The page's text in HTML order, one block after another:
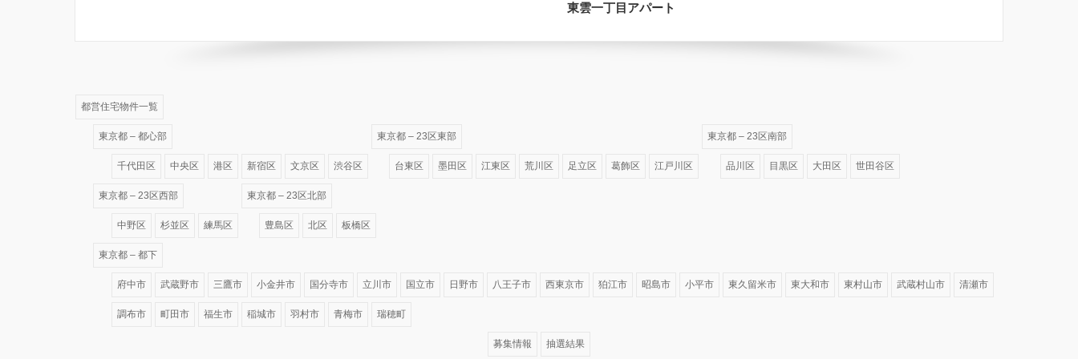
東雲一丁目アパート
都営住宅物件一覧
東京都 – 都心部
千代田区 中央区 港区 新宿区 文京区 渋谷区
東京都 – 23区東部
台東区 墨田区 江東区 荒川区 足立区 葛飾区 江戸川区
東京都 – 23区南部
品川区 目黒区 大田区 世田谷区
東京都 – 23区西部
中野区 杉並区 練馬区
東京都 – 23区北部
豊島区 北区 板橋区
東京都 – 都下
府中市 武蔵野市 三鷹市 小金井市 国分寺市 立川市 国立市 日野市 八王子市 西東京市 狛江市 昭島市 小平市 東久留米市 東大和市 東村山市 武蔵村山市 清瀬市
調布市 町田市 福生市 稲城市 羽村市 青梅市 瑞穂町
募集情報 抽選結果